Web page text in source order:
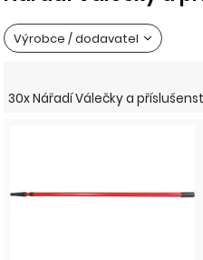
Výrobce / dodavatel
30x Nářadí Válečky a